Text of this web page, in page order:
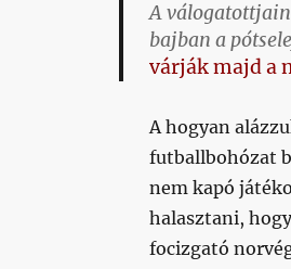
A
bajban a
várják majd a
A hogyan
futballbohózat
nem kapó
halasztani,
focizgató